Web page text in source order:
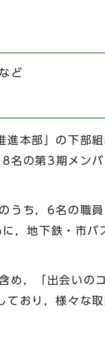
ど
本部」の下部
名の第3期メンバ
うち，6名の職員
，地下鉄・市バ
め，「出会いの
おり，様々な